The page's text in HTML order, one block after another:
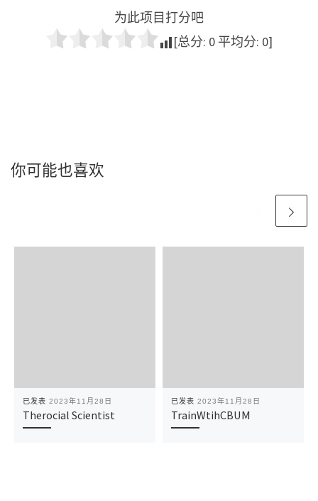
为此项目打分吧
[总分: 0 平均分: 0]
你可能也喜欢
已发表 2023年11月28日
Therocial Scientist
已发表 2023年11月28日
TrainWtihCBUM